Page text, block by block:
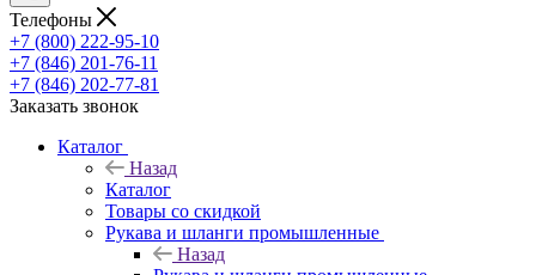
Телефоны
+7 (800) 222-95-10
+7 (846) 201-76-11
+7 (846) 202-77-81
Заказать звонок
Каталог
Назад
Каталог
Товары со скидкой
Рукава и шланги промышленные
Назад